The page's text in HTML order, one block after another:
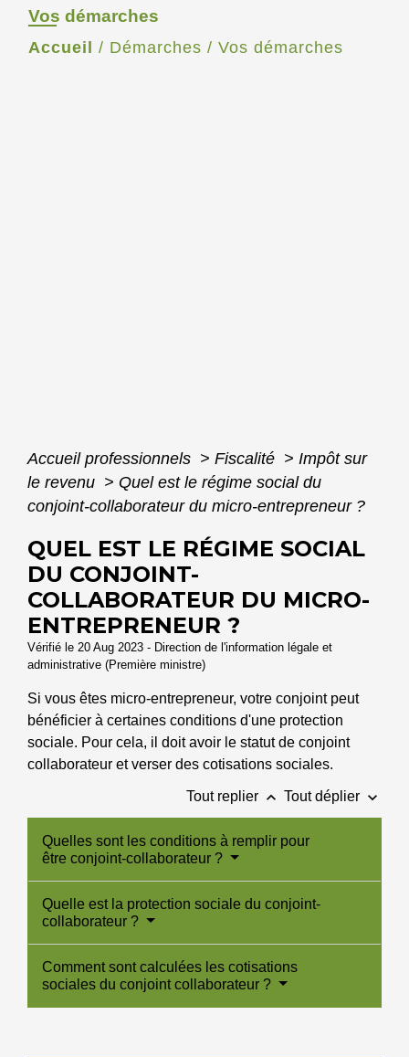
Vos démarches
Accueil / Démarches / Vos démarches
Accueil professionnels > Fiscalité > Impôt sur
le revenu > Quel est le régime social du
conjoint-collaborateur du micro-entrepreneur ?
QUEL EST LE RÉGIME SOCIAL
DU CONJOINT-
COLLABORATEUR DU MICRO-
ENTREPRENEUR ?
Vérifié le 20 Aug 2023 - Direction de l'information légale et
administrative (Première ministre)
Si vous êtes micro-entrepreneur, votre conjoint peut
bénéficier à certaines conditions d'une protection
sociale. Pour cela, il doit avoir le statut de conjoint
collaborateur et verser des cotisations sociales.
Tout replier keyboard_arrow_up Tout déplier keyboard_arrow_down
Quelles sont les conditions à remplir pour
être conjoint-collaborateur ?
Quelle est la protection sociale du conjoint-
collaborateur ?
Comment sont calculées les cotisations
sociales du conjoint collaborateur ?